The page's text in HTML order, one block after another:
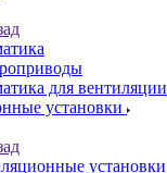
для вентиляции
установки
установки